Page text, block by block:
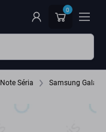
0
Note Séria Samsung